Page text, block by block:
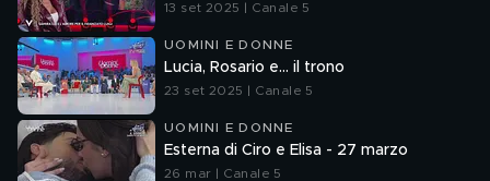
13 set 2025 | Canale 5
UOMINI E DONNE
Lucia, Rosario e... il trono
23 set 2025 | Canale 5
UOMINI E DONNE
Esterna di Ciro e Elisa - 27 marzo
26 mar | Canale 5